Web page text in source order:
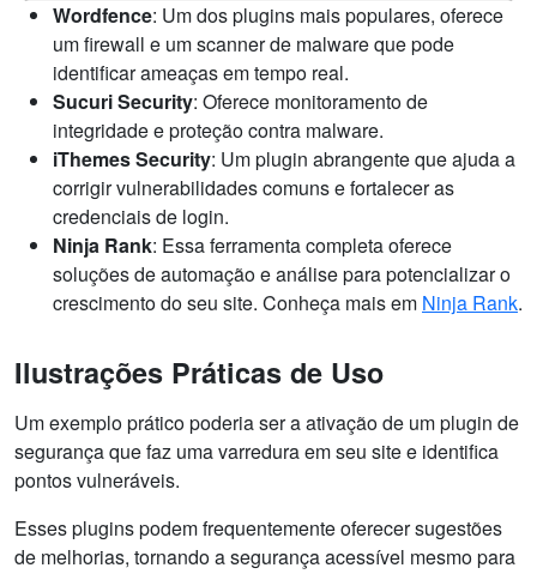
Wordfence: Um dos plugins mais populares, oferece
um firewall e um scanner de malware que pode
identificar ameaças em tempo real.
Sucuri Security: Oferece monitoramento de
integridade e proteção contra malware.
iThemes Security: Um plugin abrangente que ajuda a
corrigir vulnerabilidades comuns e fortalecer as
credenciais de login.
Ninja Rank: Essa ferramenta completa oferece
soluções de automação e análise para potencializar o
crescimento do seu site. Conheça mais em Ninja Rank.
Ilustrações Práticas de Uso
Um exemplo prático poderia ser a ativação de um plugin de
segurança que faz uma varredura em seu site e identifica
pontos vulneráveis.
Esses plugins podem frequentemente oferecer sugestões
de melhorias, tornando a segurança acessível mesmo para